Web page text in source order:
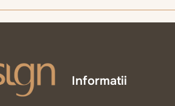
Informatii